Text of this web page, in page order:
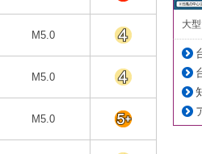
M5.0
M5.0
M5.0
大